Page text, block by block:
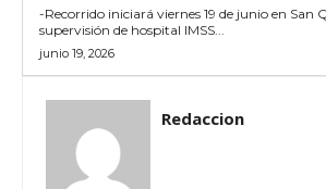
-Recorrido iniciará viernes 19 de junio en San
supervisión de hospital IMSS...
junio 19, 2026
Redaccion